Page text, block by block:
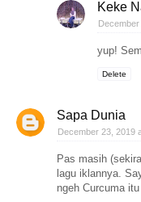
Keke
December
yup!
Delete
Sapa Dunia
December 23, 2019
Pas masih
lagu iklannya.
ngeh Curcuma